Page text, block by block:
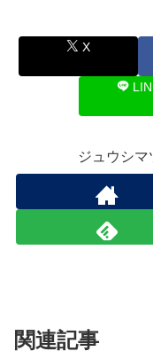
X
ジュウシ
関連記事